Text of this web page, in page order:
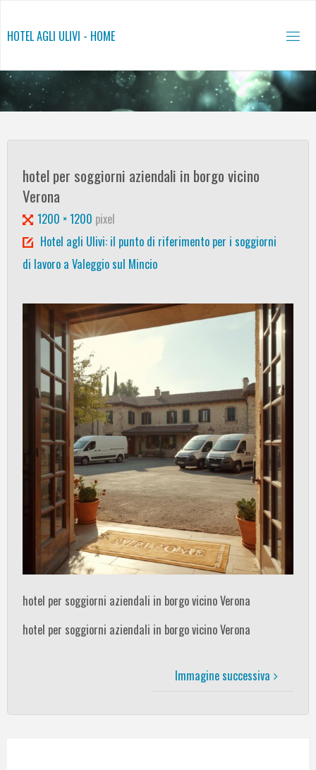
contenuto
HOTEL AGLI ULIVI - HOME
hotel per soggiorni aziendali in borgo vicino
Verona
Tutta
larghezza
1200 × 1200 pixel
Hotel agli Ulivi: il punto di riferimento per i soggiorni
di lavoro a Valeggio sul Mincio
hotel per soggiorni aziendali in borgo vicino Verona
hotel per soggiorni aziendali in borgo vicino Verona
Immagine successiva